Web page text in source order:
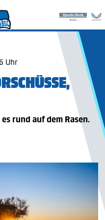
Uhr
rund auf dem Rasen.